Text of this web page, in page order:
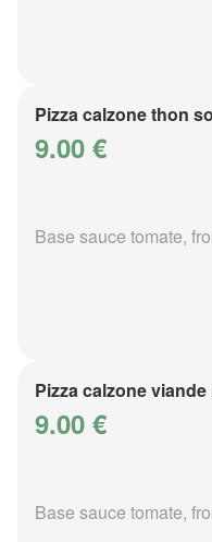
Pizza calzone thon
9.00 €
Base sauce tomate,
Pizza calzone
9.00 €
Base sauce tomate,